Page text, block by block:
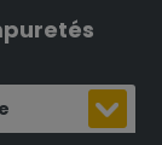
- 9"3/4